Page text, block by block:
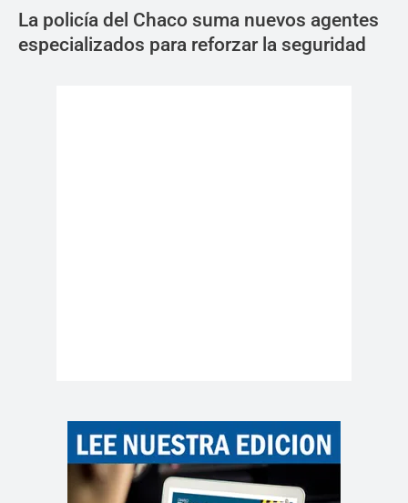
La policía del Chaco suma nuevos agentes
especializados para reforzar la seguridad